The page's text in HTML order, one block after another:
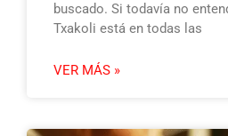
buscado. Si todavía no
Txakoli está en todas las
VER MÁS »